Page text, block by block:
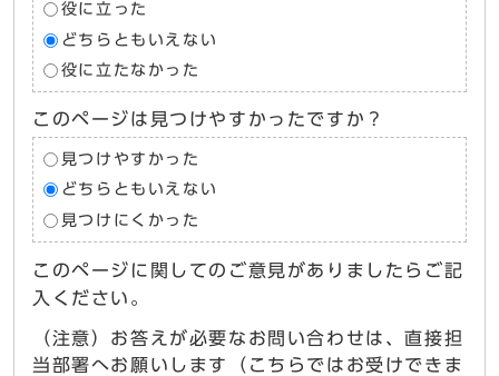
役に立った
どちらともいえない
役に立たなかった
このページは見つけやすかったですか？
見つけやすかった
どちらともいえない
見つけにくかった
このページに関してのご意見がありましたらご記
入ください。
（注意）お答えが必要なお問い合わせは、直接担
当部署へお願いします（こちらではお受けできま